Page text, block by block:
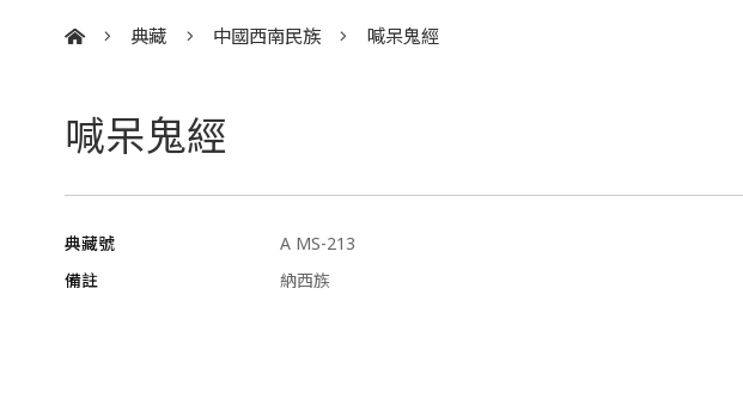
典藏 中國西南民族 喊呆鬼經
喊呆鬼經
典藏號
A MS-213
備註
納西族